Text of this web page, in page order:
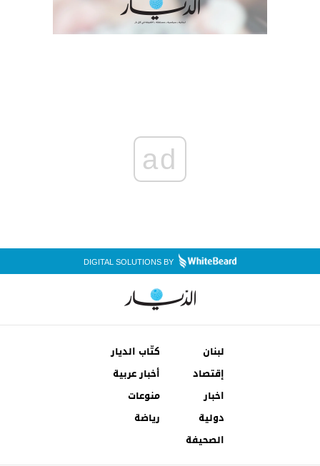
ad
DIGITAL SOLUTIONS BY
لبنان
كتّاب الديار
إقتصاد
أخبار عربية
اخبار
دولية
منوعات
رياضة
الصحيفة